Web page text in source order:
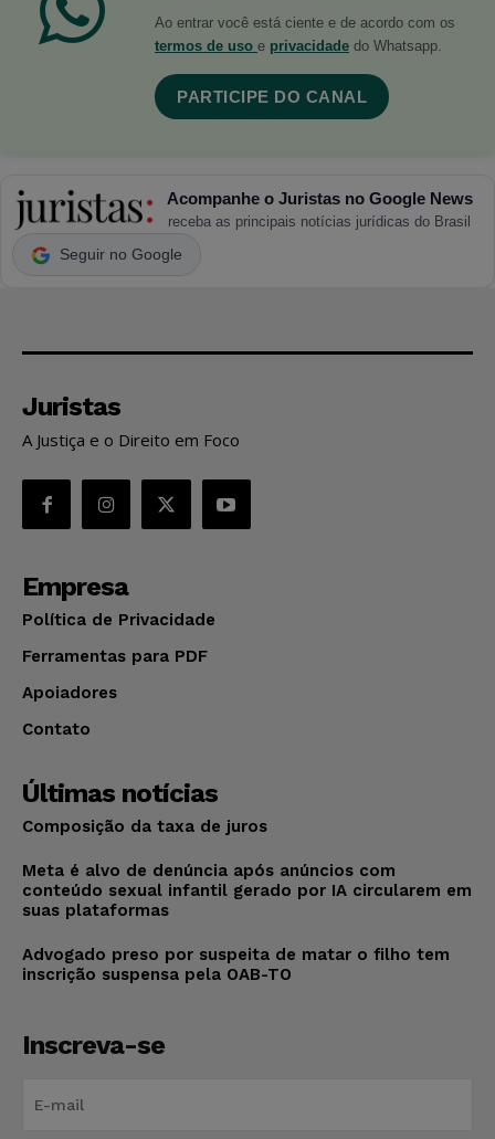
Ao entrar você está ciente e de acordo com os
termos de uso e privacidade do Whatsapp.
PARTICIPE DO CANAL
Acompanhe o Juristas no Google News
receba as principais notícias jurídicas do Brasil
Seguir no Google
Juristas
A Justiça e o Direito em Foco
Empresa
Política de Privacidade
Ferramentas para PDF
Apoiadores
Contato
Últimas notícias
Composição da taxa de juros
Meta é alvo de denúncia após anúncios com
conteúdo sexual infantil gerado por IA circularem em
suas plataformas
Advogado preso por suspeita de matar o filho tem
inscrição suspensa pela OAB-TO
Inscreva-se